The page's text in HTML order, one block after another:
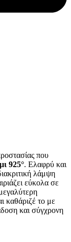
που
925°. Ελαφρύ και
λάμψη
εύκολα σε
καθάριζέ το με
και σύγχρονη